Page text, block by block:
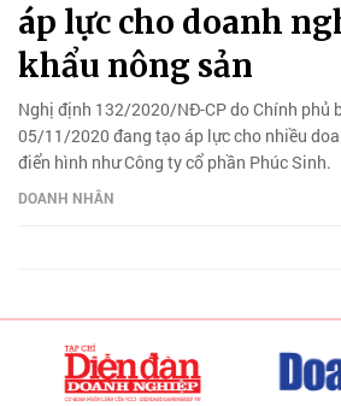
áp lực cho doanh
khẩu nông sản
Nghị định 132/2020/NĐ-CP do Chính phủ
05/11/2020 đang tạo áp lực cho nhiều
điển hình như Công ty cổ phần Phúc Sinh.
DOANH NHÂN